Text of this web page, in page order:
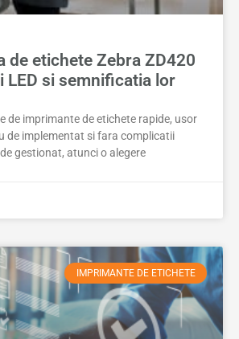
de etichete Zebra ZD420
LED si semnificatia lor
de imprimante de etichete rapide, usor
de implementat si fara complicatii
gestionat, atunci o alegere
IMPRIMANTE DE ETICHETE